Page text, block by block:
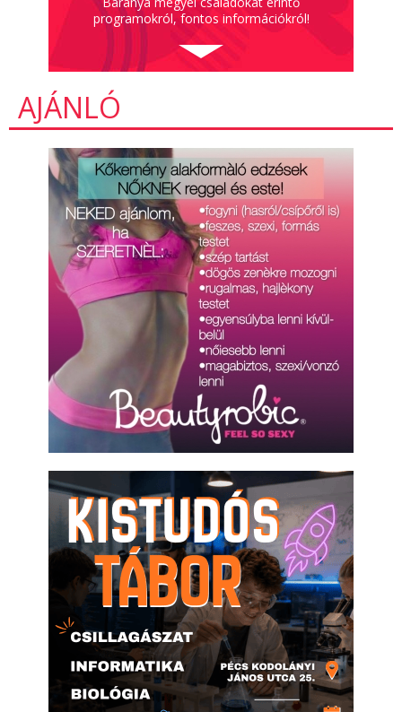
programokról, fontos információkról!
AJÁNLÓ